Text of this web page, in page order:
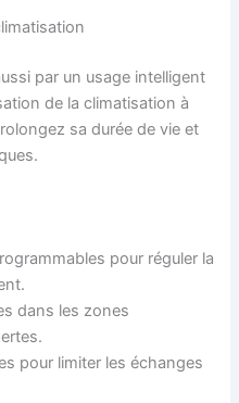
par un usage intelligent
de la climatisation à
sa durée de vie et
pour réguler la
dans les zones
pour limiter les échanges